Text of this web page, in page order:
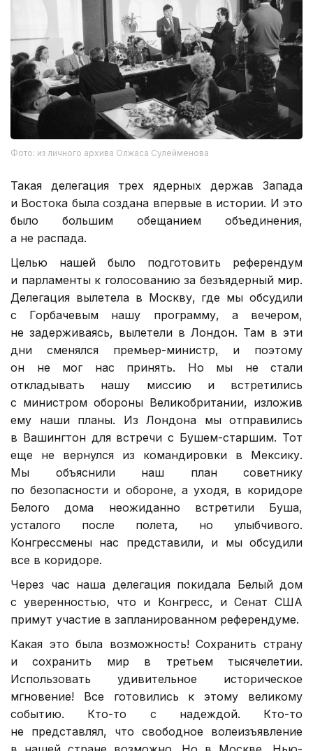
Фото: из личного архива Олжаса Сулейменова
Такая делегация трех ядерных держав Запада
и Востока была создана впервые в истории. И это
было большим обещанием объединения,
а не распада.
Целью нашей было подготовить референдум
и парламенты к голосованию за безъядерный мир.
Делегация вылетела в Москву, где мы обсудили
с Горбачевым нашу программу, а вечером,
не задерживаясь, вылетели в Лондон. Там в эти
дни сменялся премьер-министр, и поэтому
он не мог нас принять. Но мы не стали
откладывать нашу миссию и встретились
с министром обороны Великобритании, изложив
ему наши планы. Из Лондона мы отправились
в Вашингтон для встречи с Бушем-старшим. Тот
еще не вернулся из командировки в Мексику.
Мы объяснили наш план советнику
по безопасности и обороне, а уходя, в коридоре
Белого дома неожиданно встретили Буша,
усталого после полета, но улыбчивого.
Конгрессмены нас представили, и мы обсудили
все в коридоре.
Через час наша делегация покидала Белый дом
с уверенностью, что и Конгресс, и Сенат США
примут участие в запланированном референдуме.
Какая это была возможность! Сохранить страну
и сохранить мир в третьем тысячелетии.
Использовать удивительное историческое
мгновение! Все готовились к этому великому
событию. Кто-то с надеждой. Кто-то
не представлял, что свободное волеизъявление